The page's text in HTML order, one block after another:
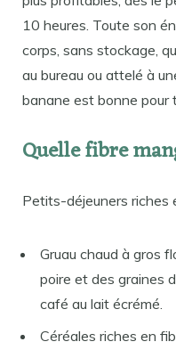
10 heures. Toute son
corps, sans stockage,
au bureau ou attelé à
banane est bonne pour
Quelle fibre
Petits-déjeuners riches
Gruau chaud à gros
poire et des graines
café au lait écrémé.
Céréales riches en